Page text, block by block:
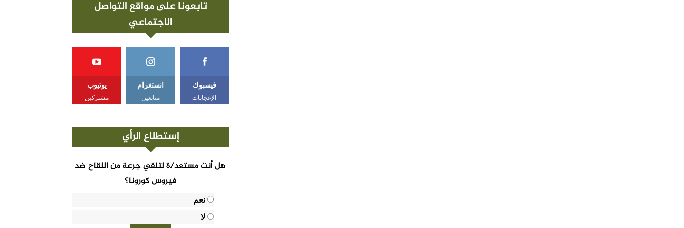
تابعونا على مواقع التواصل
الاجتماعي
فيسبوك
الإعجابات
انستغرام
متابعين
يوتيوب
مشتركين
إستطلاع الرأي
هل أنت مستعد/ة لتلقي جرعة من اللقاح ضد
فيروس كورونا؟
نعم
لا